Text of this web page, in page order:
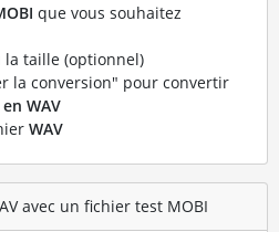
que vous souhaitez
taille (optionnel)
la conversion" pour convertir
WAV
WAV
avec un fichier test MOBI